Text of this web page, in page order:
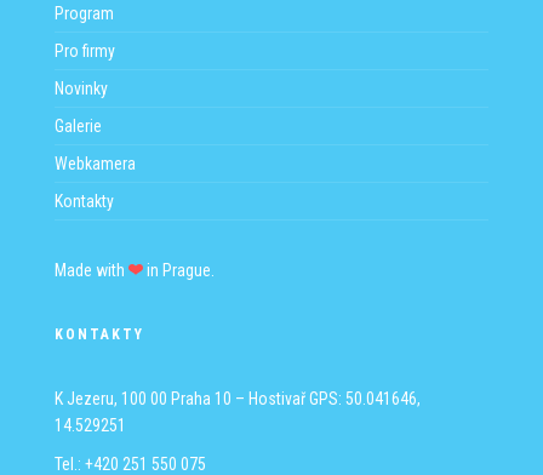
Program
Pro firmy
Novinky
Galerie
Webkamera
Kontakty
Made with in Prague.
KONTAKTY
K Jezeru, 100 00 Praha 10 – HostivařGPS: 50.041646,
14.529251
Tel.: +420 251 550 075